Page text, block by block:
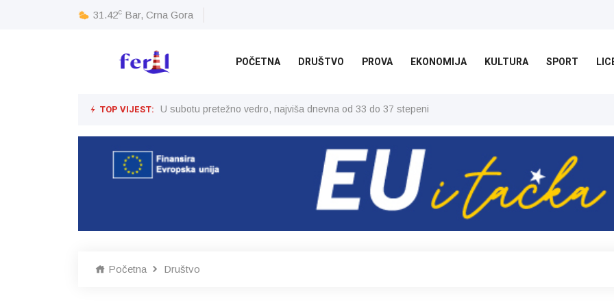
31.42c Bar, Crna Gora
POČETNA DRUŠTVO PROVA EKONOMIJA KULTURA SPORT
TOP VIJEST: U subotu pretežno vedro, najviša dnevna od 33 do 37 stepeni
Početna Društvo